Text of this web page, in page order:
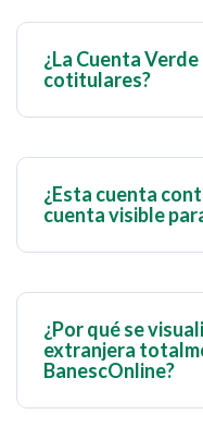
¿La Cuenta
cotitulares?
cotitulares.
¿Esta cuenta
cuenta visible
¿Por qué se
extranjera
BanescOnline?